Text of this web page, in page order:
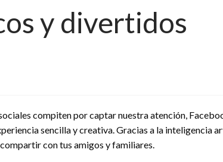
y divertidos
compiten por captar nuestra atención,
sencilla y creativa. Gracias a la
con tus amigos y familiares.